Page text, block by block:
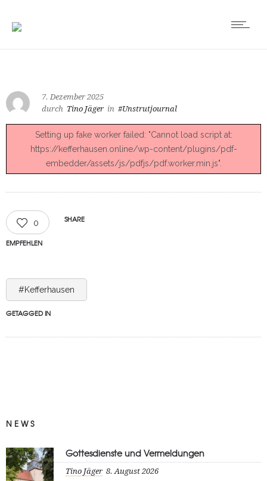
7. Dezember 2025
durch Tino Jäger in #Unstrutjournal
Setting up fake worker failed: "Cannot load script at:
https://kefferhausen.online/wp-content/plugins/pdf-
embedder/assets/js/pdfjs/pdf.worker.min.js".
0
EMPFEHLEN
SHARE
#Kefferhausen
GETAGGED IN
NEWS
Gottesdienste und Vermeldungen
Tino Jäger 8. August 2026